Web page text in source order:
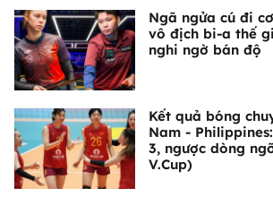
Ngã ngửa cú đi
vô địch bi-a thế
nghi ngờ bán độ
Kết quả bóng
Nam -
3, ngược dòng
V.Cup)